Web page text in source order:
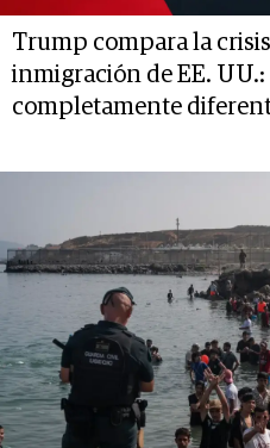
Trump compara la
inmigración de EE. UU.:
completamente